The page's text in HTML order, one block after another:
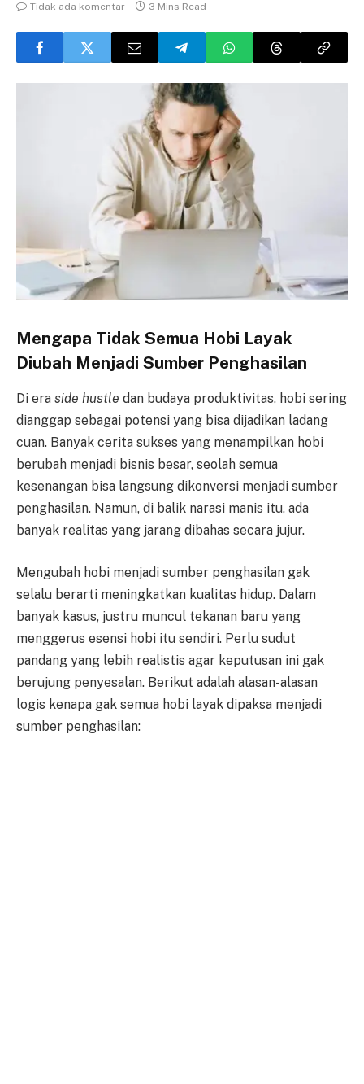
Tidak ada komentar
3 Mins Read
Mengapa Tidak Semua Hobi Layak
Diubah Menjadi Sumber Penghasilan
Di era side hustle dan budaya produktivitas, hobi sering
dianggap sebagai potensi yang bisa dijadikan ladang
cuan. Banyak cerita sukses yang menampilkan hobi
berubah menjadi bisnis besar, seolah semua
kesenangan bisa langsung dikonversi menjadi sumber
penghasilan. Namun, di balik narasi manis itu, ada
banyak realitas yang jarang dibahas secara jujur.
Mengubah hobi menjadi sumber penghasilan gak
selalu berarti meningkatkan kualitas hidup. Dalam
banyak kasus, justru muncul tekanan baru yang
menggerus esensi hobi itu sendiri. Perlu sudut
pandang yang lebih realistis agar keputusan ini gak
berujung penyesalan. Berikut adalah alasan-alasan
logis kenapa gak semua hobi layak dipaksa menjadi
sumber penghasilan: